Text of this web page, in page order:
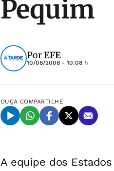
Pequim
PorEFE
10/08/2008 - 10:08 h
OUÇA COMPARTILHE
A equipe dos